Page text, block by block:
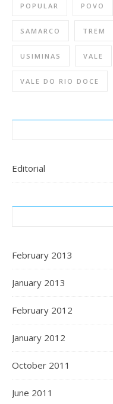
POPULAR POVO
SAMARCO TREM
USIMINAS VALE
VALE DO RIO DOCE
Editorial
February 2013
January 2013
February 2012
January 2012
October 2011
June 2011